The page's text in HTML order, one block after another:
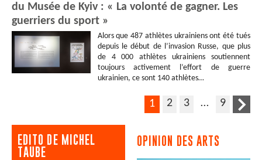
du Musée de Kyiv : « La volonté de gagner. Les
guerriers du sport »
Alors que 487 athlètes ukrainiens ont été tués
depuis le début de l’invasion Russe, que plus
de 4 000 athlètes ukrainiens soutiennent
toujours activement l’effort de guerre
ukrainien, ce sont 140 athlètes…
1 2 3 … 9
EDITO DE MICHEL
TAUBE
OPINION DES ARTS